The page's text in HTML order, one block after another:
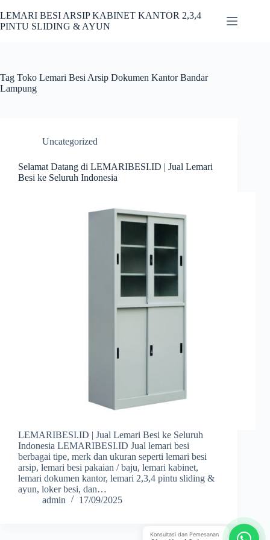
to
content
LEMARI BESI ARSIP KABINET KANTOR 2,3,4
PINTU SLIDING & AYUN
Tag Toko Lemari Besi Arsip Dokumen Kantor Bandar
Lampung
Uncategorized
Selamat Datang di LEMARIBESI.ID | Jual Lemari
Besi ke Seluruh Indonesia
LEMARIBESI.ID | Jual Lemari Besi ke Seluruh
Indonesia LEMARIBESI.ID Jual lemari besi
berbagai tipe, merk dan ukuran seperti lemari besi
arsip, lemari besi pakaian / baju, lemari kabinet,
lemari dokumen kantor, lemari 2,3,4 pintu sliding &
ayun, loker besi, dan…
admin
17/09/2025
Konsultasi dan Pemesanan